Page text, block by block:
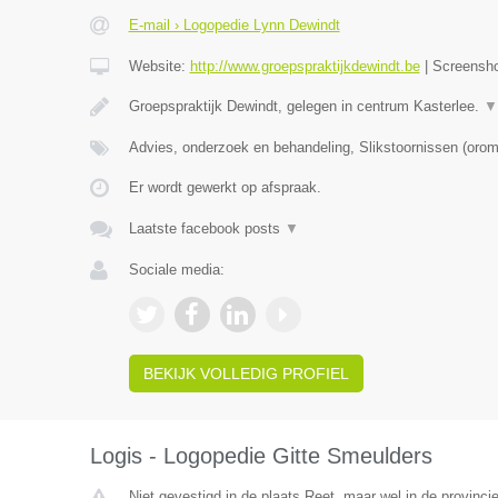
E-mail › Logopedie Lynn Dewindt
Website: http://www.groepspraktijkdewindt.be|
Groepspraktijk Dewindt, gelegen in centrum Kasterlee. ▼
Advies, onderzoek en behandeling, Slikstoornissen
Er wordt gewerkt op afspraak.
Laatste facebook posts ▼
Sociale media:
BEKIJK VOLLEDIG PROFIEL
Logis - Logopedie Gitte Smeulders